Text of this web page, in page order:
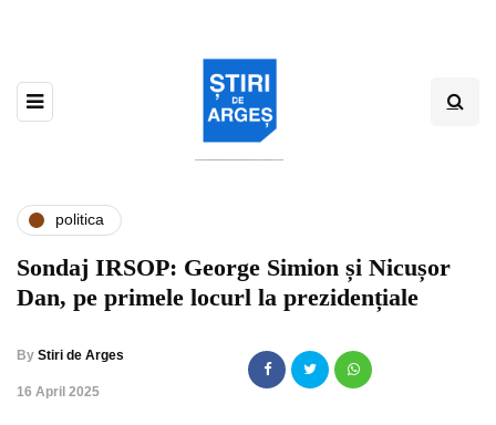
politica
Sondaj IRSOP: George Simion și Nicușor
Dan, pe primele locurl la prezidențiale
By Stiri de Arges
,16 April 2025